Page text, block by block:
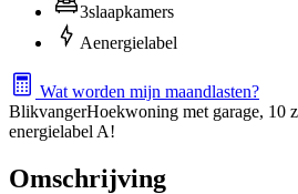
3slaapkamers
Aenergielabel
Wat worden mijn maandlasten?
BlikvangerHoekwoning met garage, 10
energielabel A!
Omschrijving